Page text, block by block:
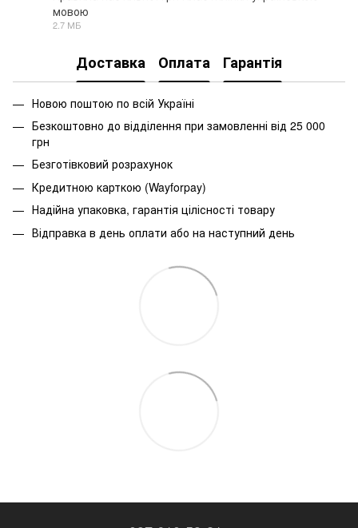
мовою
2.7 МБ
Доставка Оплата Гарантія
Новою поштою по всій Україні
Безкоштовно до відділення при замовленні від 25 000
грн
Безготівковий розрахунок
Кредитною карткою (Wayforpay)
Надійна упаковка, гарантія цілісності товару
Відправка в день оплати або на наступний день